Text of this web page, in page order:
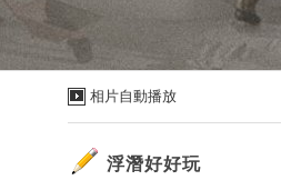
相片自動播放
浮潛好好玩